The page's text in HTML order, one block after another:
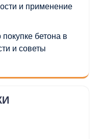
и применение
бетона в
и советы